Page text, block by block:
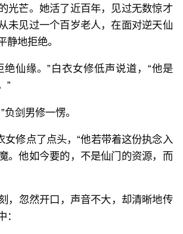
光芒。她活了近百年，见过无数惊才
未见过一个百岁老人，在面对逆天仙
静地拒绝。
绝仙缘。”白衣女修低声说道，“他是
”
负剑男修一愣。
女修点了点头，“他若带着这份执念入
。他如今要的，不是仙门的资源，而
，忽然开口，声音不大，却清晰地传
：